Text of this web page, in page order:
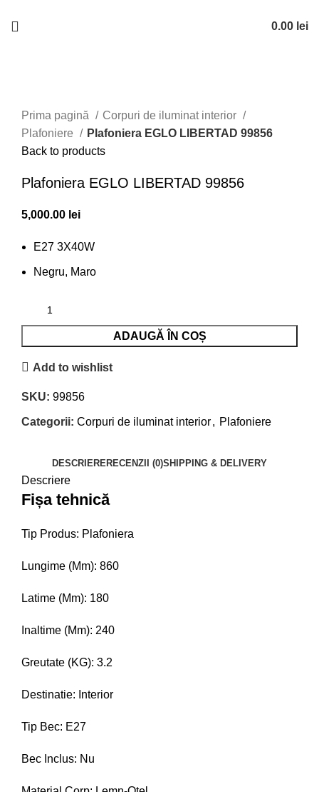
0.00 lei
Prima pagină
Corpuri de iluminat interior
Plafoniere
Plafoniera EGLO LIBERTAD 99856
Back to products
Plafoniera EGLO LIBERTAD 99856
5,000.00 lei
E27 3X40W
Negru, Maro
ADAUGĂ ÎN COȘ
Add to wishlist
SKU: 99856
Categorii: Corpuri de iluminat interior, Plafoniere
DESCRIERERECENZII (0)SHIPPING & DELIVERY
Descriere
Fișa tehnică
Tip Produs: Plafoniera
Lungime (Mm): 860
Latime (Mm): 180
Inaltime (Mm): 240
Greutate (KG): 3.2
Destinatie: Interior
Tip Bec: E27
Bec Inclus: Nu